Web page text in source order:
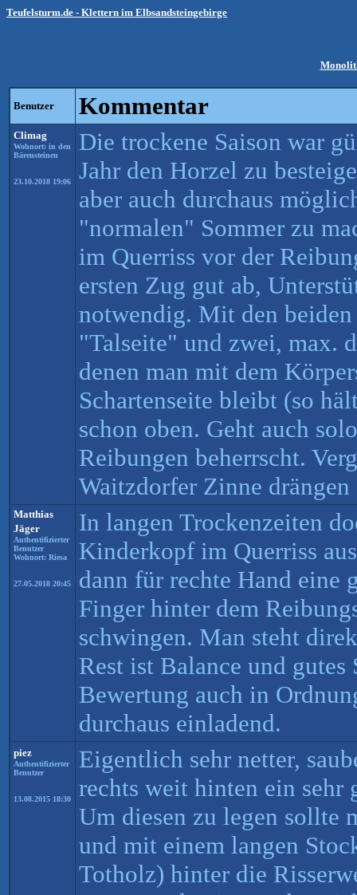
Teufelsturm.de - Klettern im Elbsandsteingebirge
Benutzer Kommentar
Climag
Wohnort: in den
Bärensteinen
23.10.2018 19:06
Die trockene Saison war
Jahr den Horzel zu
aber auch durchaus
"normalen" Sommer zu
im Querriss vor der
ersten Zug gut ab,
notwendig. Mit den
"Talseite" und zwei, max.
denen man mit dem
Schartenseite bleibt (so
schon oben. Geht auch
Reibungen beherrscht.
Waitzdorfer Zinne
Matthias
Jäger
Authentifizierter
Benutzer
Wohnort: Riesa
27.05.2018 20:45
In langen Trockenzeiten
Kinderkopf im Querriss
dann für rechte Hand eine
Finger hinter dem
schwingen. Man steht
Rest ist Balance und
Bewertung auch in
durchaus einladend.
piez
Authentifizierter
Benutzer
13.08.2015 18:30
Eigentlich sehr netter,
rechts weit hinten ein sehr
Um diesen zu legen sollte
und mit einem langen
Totholz) hinter die